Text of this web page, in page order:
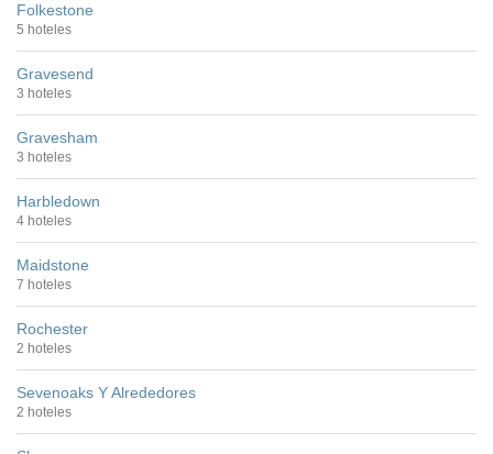
Folkestone
5 hoteles
Gravesend
3 hoteles
Gravesham
3 hoteles
Harbledown
4 hoteles
Maidstone
7 hoteles
Rochester
2 hoteles
Sevenoaks Y Alrededores
2 hoteles